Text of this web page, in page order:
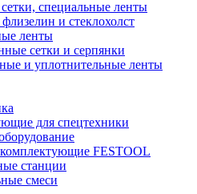
специальные ленты
и стеклохолст
ленты
сетки и серпянки
и уплотнительные ленты
для спецтехники
FESTOOL
станции
смеси